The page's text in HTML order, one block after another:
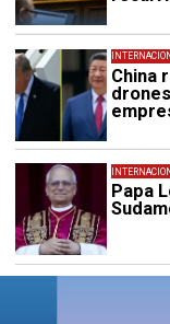
China
Papa